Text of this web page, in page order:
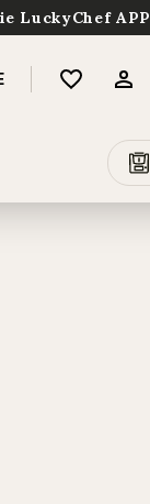
LuckyChef APP